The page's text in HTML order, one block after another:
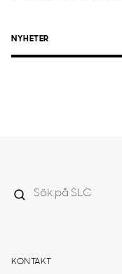
NYHETER
KONTAKT